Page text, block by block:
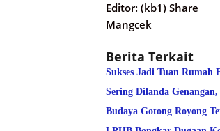
Editor: (kb1) Share
Mangcek
Berita Terkait
Sukses Jadi Tuan
Sering Dilanda
Budaya Gotong Royong